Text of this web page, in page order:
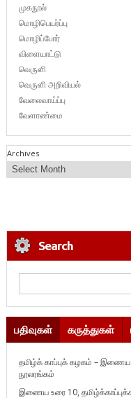
முகநூல்
மொழிபெயர்ப்பு
மொழிப்போர்
விளையாட்டு
வெருளி
வெருளி அறிவியல்
வேலைவாய்ப்பு
வேளாண்மை
Archives
Search
பதிவுகள் கருத்துகள்
தமிழ்க் காப்புக் கழகம் –
நூலரங்கம்
இணைய உரை 10,